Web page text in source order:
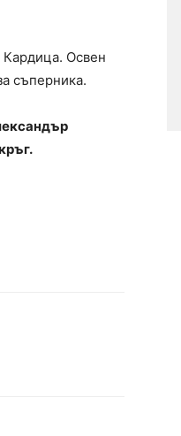
Кардица. Освен
съперника.